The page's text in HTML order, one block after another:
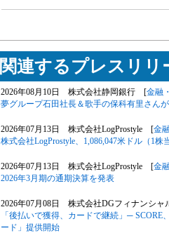
関連するプレスリリ
2026年08月10日 株式会社静岡銀行 [金融
夢グループ石田社長＆歌手の保科有里さん
2026年07月13日 株式会社LogProstyle [金
株式会社LogProstyle、1,086,047米ドル（1
2026年07月13日 株式会社LogProstyle [金
2026年3月期の通期決算を発表
2026年07月08日 株式会社DGフィナンシ
「後払いで獲得、カードで継続」─
ード」提供開始